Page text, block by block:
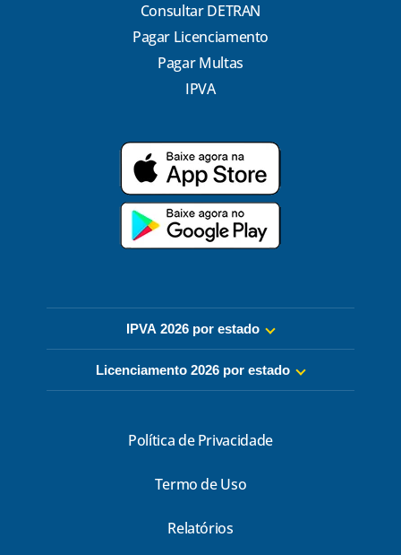
Consultar DETRAN
Pagar Licenciamento
Pagar Multas
IPVA
IPVA 2026 por estado
Licenciamento 2026 por estado
Política de Privacidade
Termo de Uso
Relatórios